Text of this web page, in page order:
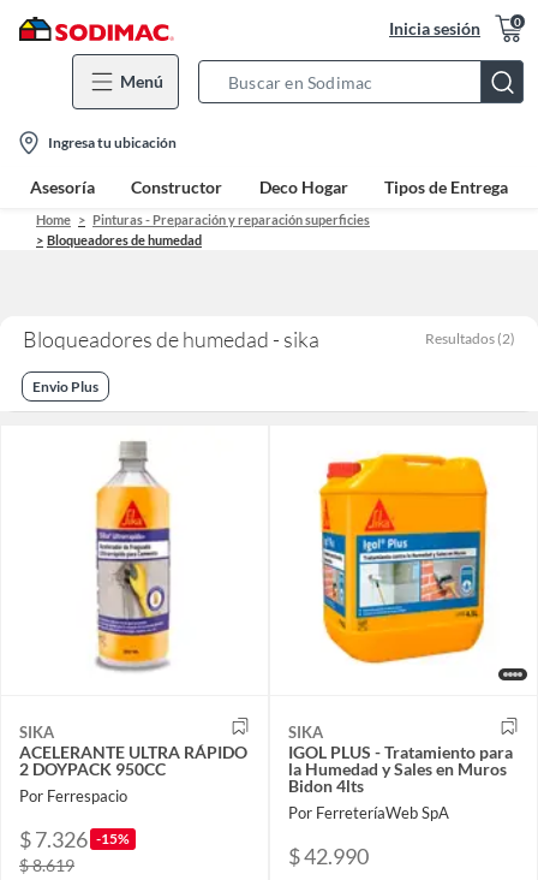
Inicia sesión 0
Menú
Bar
location-
icon
Ingresa tu ubicación
Asesoría Constructor Deco Hogar Tipos de Entrega
Home
Pinturas - Preparación y reparación superficies
Bloqueadores de humedad
Bloqueadores de humedad - sika Resultados (2)
Envio Plus
SIKA
ACELERANTE ULTRA RÁPIDO
2 DOYPACK 950CC
Por Ferrespacio
$ 7.326 -15%
$ 8.619
SIKA
IGOL PLUS - Tratamiento para
la Humedad y Sales en Muros
Bidon 4lts
Por FerreteríaWeb SpA
$ 42.990